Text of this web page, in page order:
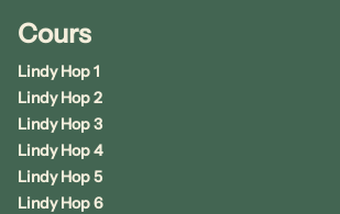
Cours
Lindy Hop 1
Lindy Hop 2
Lindy Hop 3
Lindy Hop 4
Lindy Hop 5
Lindy Hop 6